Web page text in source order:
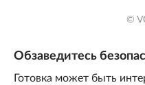
©
Обзаведитесь
Готовка может быть